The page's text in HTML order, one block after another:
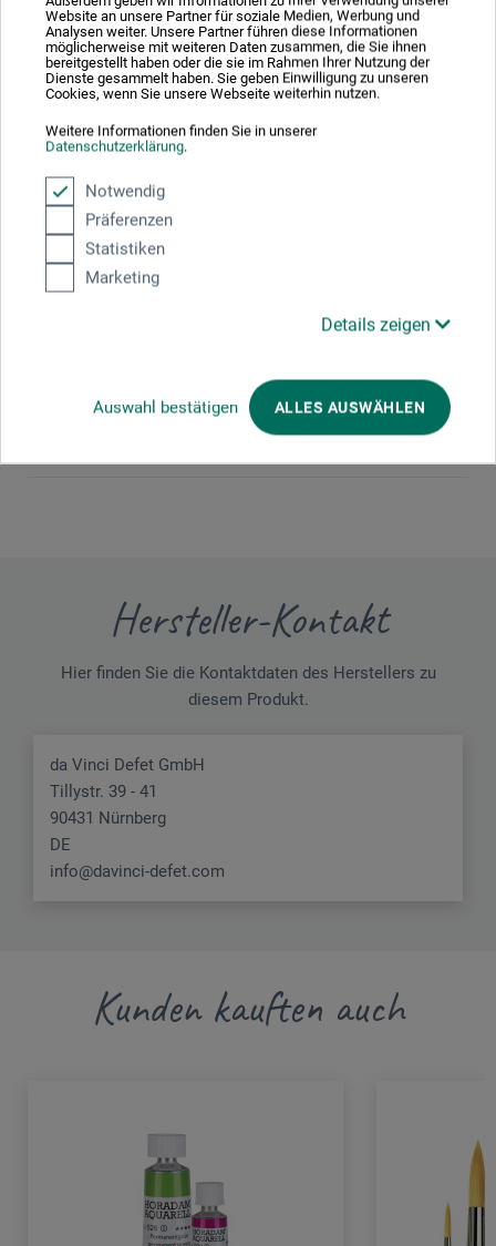
Website an unsere Partner für soziale Medien, Werbung und
Analysen weiter. Unsere Partner führen diese Informationen
möglicherweise mit weiteren Daten zusammen, die Sie ihnen
bereitgestellt haben oder die sie im Rahmen Ihrer Nutzung der
Dienste gesammelt haben. Sie geben Einwilligung zu unseren
Cookies, wenn Sie unsere Webseite weiterhin nutzen.
Weitere Informationen finden Sie in unserer
Datenschutzerklärung.
Notwendig
Präferenzen
Statistiken
Marketing
Details zeigen
Auswahl bestätigen ALLES AUSWÄHLEN
1 Sterne
0
Produkt bewerten
Sagen Sie Ihre Meinung zu diesem Produkt
JETZT PRODUKT BEWERTEN
Für Aquarell nur als Ersatz für Eichhörnchen zu verwenden.
Spannkraft haben Nova nicht, da sind Cosmotop Spin und
Maestro die Möglichkeiten. Wo es nicht auf Spannung
Hersteller-Kontakt
Hier finden Sie die Kontaktdaten des Herstellers zu
diesem Produkt.
da Vinci Defet GmbH
Tillystr. 39 - 41
90431 Nürnberg
DE
info@davinci-defet.com
Kunden kauften auch